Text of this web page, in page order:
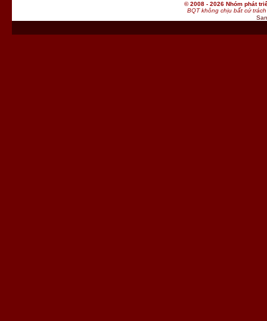
© 2008 - 2026 Nhóm phát
BQT không chịu bất cứ